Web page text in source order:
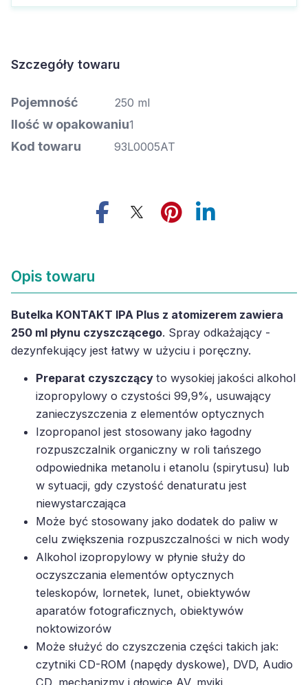
Szczegóły towaru
Pojemność 250 ml
Ilość w opakowaniu1
Kod towaru 93L0005AT
Opis towaru
Butelka KONTAKT IPA Plus z atomizerem zawiera
250 ml płynu czyszczącego. Spray odkażający -
dezynfekujący jest łatwy w użyciu i poręczny.
Preparat czyszczący to wysokiej jakości alkohol
izopropylowy o czystości 99,9%, usuwający
zanieczyszczenia z elementów optycznych
Izopropanol jest stosowany jako łagodny
rozpuszczalnik organiczny w roli tańszego
odpowiednika metanolu i etanolu (spirytusu) lub
w sytuacji, gdy czystość denaturatu jest
niewystarczająca
Może być stosowany jako dodatek do paliw w
celu zwiększenia rozpuszczalności w nich wody
Alkohol izopropylowy w płynie służy do
oczyszczania elementów optycznych
teleskopów, lornetek, lunet, obiektywów
aparatów fotograficznych, obiektywów
noktowizorów
Może służyć do czyszczenia części takich jak:
czytniki CD-ROM (napędy dyskowe), DVD, Audio
CD, mechanizmy i głowice AV, myjki